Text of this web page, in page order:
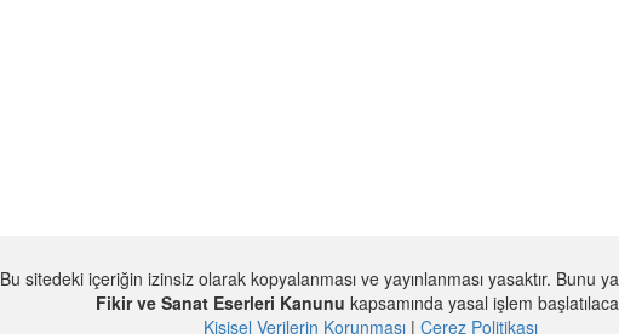
Bu sitedeki içeriğin izinsiz olarak kopyalanması ve yayınlanması yasaktır. Bunu
Fikir ve Sanat Eserleri Kanunu kapsamında yasal işlem
Kişisel Verilerin Korunması | Çerez Politikası